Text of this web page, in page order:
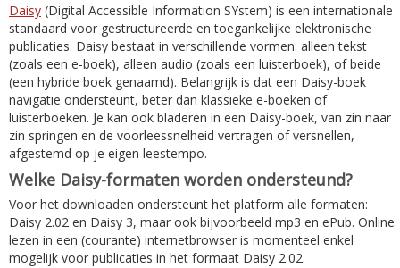
Daisy (Digital Accessible Information SYstem) is een internationale
standaard voor gestructureerde en toegankelijke elektronische
publicaties. Daisy bestaat in verschillende vormen: alleen tekst
(zoals een e-boek), alleen audio (zoals een luisterboek), of beide
(een hybride boek genaamd). Belangrijk is dat een Daisy-boek
navigatie ondersteunt, beter dan klassieke e-boeken of
luisterboeken. Je kan ook bladeren in een Daisy-boek, van zin naar
zin springen en de voorleessnelheid vertragen of versnellen,
afgestemd op je eigen leestempo.
Welke Daisy-formaten worden ondersteund?
Voor het downloaden ondersteunt het platform alle formaten:
Daisy 2.02 en Daisy 3, maar ook bijvoorbeeld mp3 en ePub. Online
lezen in een (courante) internetbrowser is momenteel enkel
mogelijk voor publicaties in het formaat Daisy 2.02.